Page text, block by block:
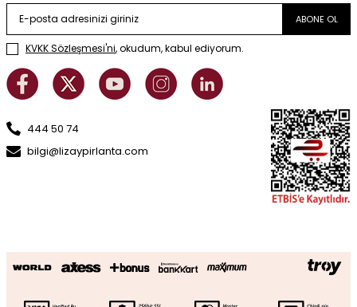
ABONE OL
KVKK Sözleşmesi'ni, okudum, kabul ediyorum.
444 50 74
bilgi@lizaypirlanta.com